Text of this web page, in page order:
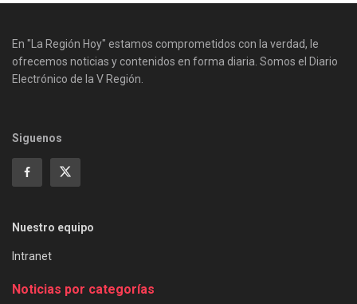
En "La Región Hoy" estamos comprometidos con la verdad, le
ofrecemos noticias y contenidos en forma diaria. Somos el Diario
Electrónico de la V Región.
Siguenos
Nuestro equipo
Intranet
Noticias por categorías